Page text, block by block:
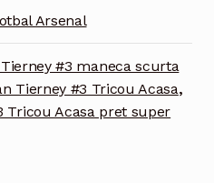
Arsenal
#3 maneca scurta
Tierney #3 Tricou Acasa,
Tricou Acasa pret super